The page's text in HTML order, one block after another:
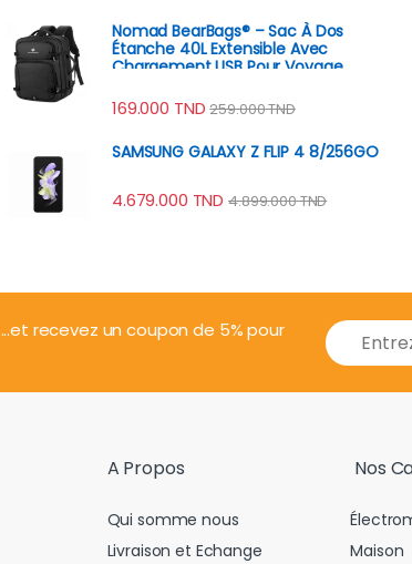
Nomad BearBags® – Sac À Dos
Étanche 40L Extensible Avec
Chargement USB Pour Voyage
169.000 TND 259.000TND
SAMSUNG GALAXY Z FLIP 4 8/256GO
4.679.000 TND 4.899.000TND
...et recevez un coupon de 5% pour
E
m
i
A Propos
Qui somme nous
Livraison et Echange
Nos
Maison